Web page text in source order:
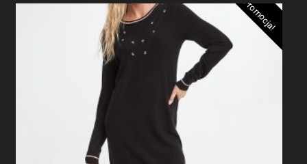
Promocja!